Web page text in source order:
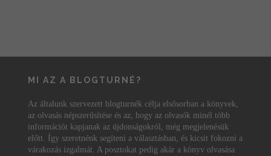
MI AZ A BLOGTURNÉ?
Az általunk szervezett blogturnék célja elsősorban a könyvek,
az olvasás népszerűsítése és az, hogy az olvasók minél több
információt kapjanak az újdonságokról, még megjelenésük
előtt. Így szeretnénk segíteni a választásban, és kicsit fokozni a
várakozás izgalmát. A posztokat pedig akár a könyv olvasása